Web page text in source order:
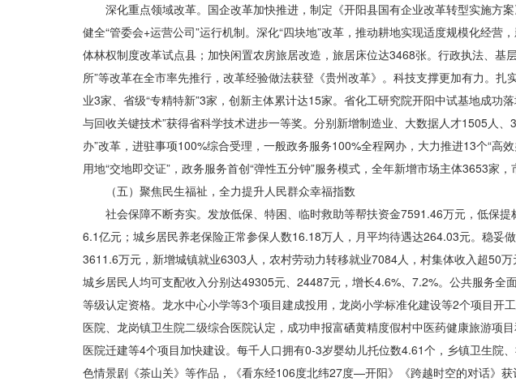
深化重点领域改革。国企改革加快推进，制定《开阳县国有企业改革转型实施方
健全“管委会+运营公司”运行机制。深化“四块地”改革，推动耕地实现适度规模化经
体林权制度改革试点县；加快闲置农房旅居改造，旅居床位达3468张。行政执法、
所”等改革在全市率先推行，改革经验做法获登《贵州改革》。科技支撑更加有力。
业3家、省级“专精特新”3家，创新主体累计达15家。省化工研究院开阳中试基地成
与回收关键技术”获得省科学技术进步一等奖。分别新增制造业、大数据人才1505人
办”改革，进驻事项100%综合受理，一般政务服务100%全程网办，大力推进13个“高
用地“交地即交证”，政务服务首创“弹性五分钟”服务模式，全年新增市场主体3653家
（五）聚焦民生福祉，全力提升人民群众幸福指数
社会保障不断夯实。发放低保、特困、临时救助等帮扶资金7591.46万元，低保
6.1亿元；城乡居民养老保险正常参保人数16.18万人，月平均待遇达264.03元。稳妥
3611.6万元，新增城镇就业6303人，农村劳动力转移就业7084人，村集体收入超50
城乡居民人均可支配收入分别达49305元、24487元，增长4.6%、7.2%。公共服务
等级认定资格。龙水中心小学等3个项目建成投用，龙岗小学标准化建设等2个项目
医院、龙岗镇卫生院二级综合医院认定，成功申报富硒黄精度假村中医药健康旅游项目
医院迁建等4个项目加快建设。每千人口拥有0-3岁婴幼儿托位数4.61个，乡镇卫生
色情景剧《茶山关》等作品，《看东经106度北纬27度—开阳》《跨越时空的对话》